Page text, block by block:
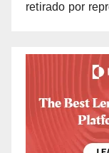
retirado por